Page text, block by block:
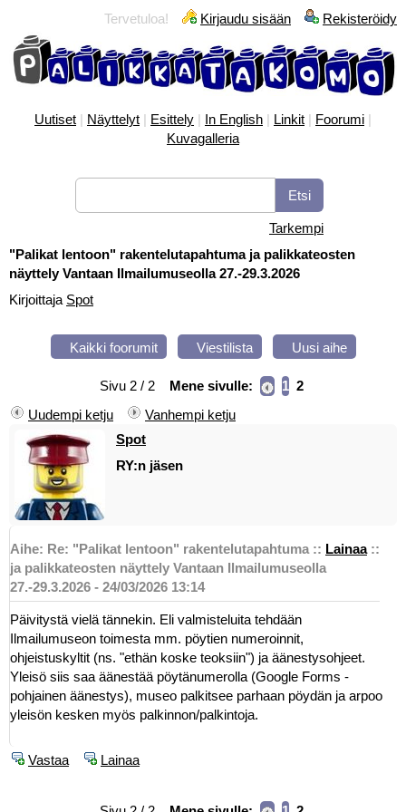
Tervetuloa! Kirjaudu sisään Rekisteröidy
Uutiset | Näyttelyt | Esittely | In English | Linkit | Foorumi |
Kuvagalleria
Tarkempi
"Palikat lentoon" rakentelutapahtuma ja palikkateosten
näyttely Vantaan Ilmailumuseolla 27.-29.3.2026
Kirjoittaja Spot
Kaikki foorumit Viestilista Uusi aihe
Sivu 2 / 2 Mene sivulle: 1 2
Uudempi ketju
Vanhempi ketju
Spot
RY:n jäsen
:: Lainaa::
Aihe: Re: "Palikat lentoon" rakentelutapahtuma
ja palikkateosten näyttely Vantaan Ilmailumuseolla
27.-29.3.2026 - 24/03/2026 13:14
Päivitystä vielä tännekin. Eli valmisteluita tehdään
Ilmailumuseon toimesta mm. pöytien numeroinnit,
ohjeistuskyltit (ns. "ethän koske teoksiin") ja äänestysohjeet.
Yleisö siis saa äänestää pöytänumerolla (Google Forms -
pohjainen äänestys), museo palkitsee parhaan pöydän ja arpoo
yleisön kesken myös palkinnon/palkintoja.
Vastaa Lainaa